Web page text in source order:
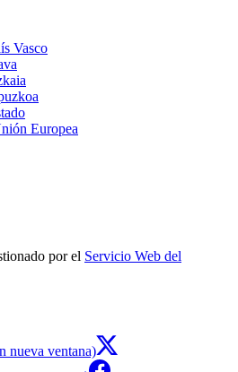
Vasco
Europea
por el Servicio Web del
nueva ventana)